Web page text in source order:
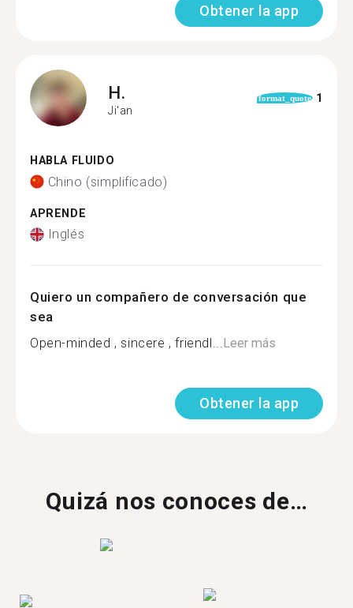
Obtener la app
H.
Ji'an
format_quote 1
HABLA FLUIDO
Chino (simplificado)
APRENDE
Inglés
Quiero un compañero de conversación que
sea
Open-minded , sincere , friendl...Leer más
Obtener la app
Quizá nos conoces de…